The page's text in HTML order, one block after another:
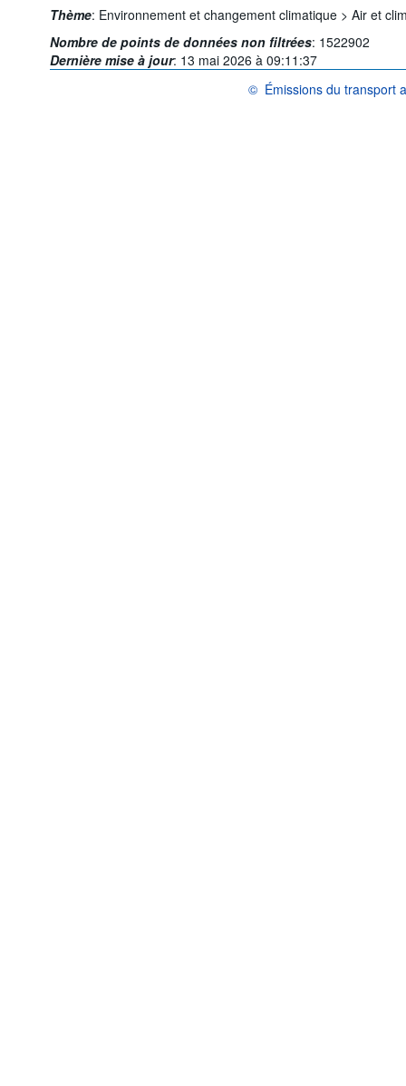
Thème: Environnement et changement climatique > Air et
Nombre de points de données non filtrées: 1522902
Dernière mise à jour: 13 mai 2026 à 09:11:37
© Émissions du transport